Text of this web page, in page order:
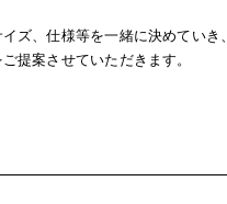
ズ、仕様等を一緒に決めていき
提案させていただきます。